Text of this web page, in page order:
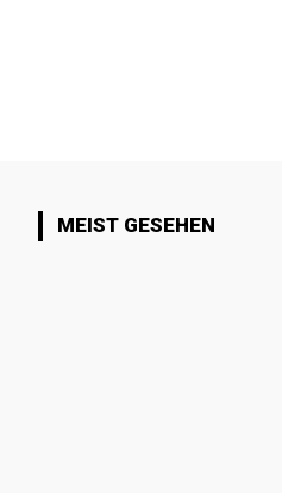
MEIST GESEHEN